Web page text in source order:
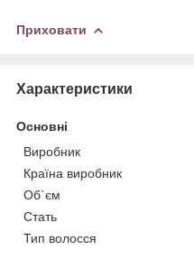
Приховати
Характеристики
Основні
Виробник
Країна виробник
Об`єм
Стать
Тип волосся